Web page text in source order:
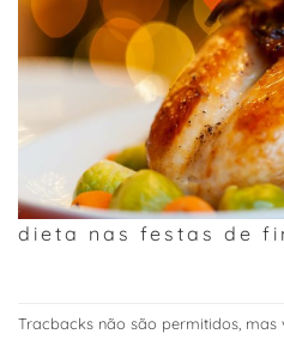
dieta nas festas de
Tracbacks não são permitidos, mas